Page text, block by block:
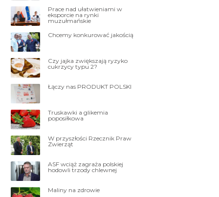
Prace nad ułatwieniami w
eksporcie na rynki
muzułmańskie
Chcemy konkurować jakością
Czy jajka zwiększają ryzyko
cukrzycy typu 2?
Łączy nas PRODUKT POLSKI
Truskawki a glikemia
poposiłkowa
W przyszłości Rzecznik Praw
Zwierząt
ASF wciąż zagraża polskiej
hodowli trzody chlewnej
Maliny na zdrowie